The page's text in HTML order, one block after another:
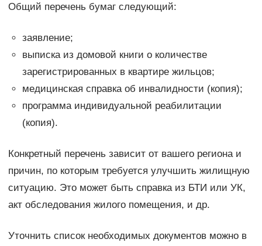
Общий перечень бумаг следующий:
заявление;
выписка из домовой книги о количестве
зарегистрированных в квартире жильцов;
медицинская справка об инвалидности (копия);
программа индивидуальной реабилитации
(копия).
Конкретный перечень зависит от вашего региона и
причин, по которым требуется улучшить жилищную
ситуацию. Это может быть справка из БТИ или УК,
акт обследования жилого помещения, и др.
Уточнить список необходимых документов можно в